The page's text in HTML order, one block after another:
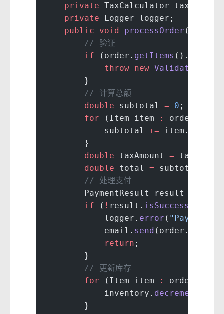
    private
TaxCalculator tax;
    private
Logger logger;
    public
void processOrder (Order
        // 验证
        if
(order. getItems ().
            throw
new
        }
        // 计算总额
        double
subtotal = 0 ;
        for
(Item item : order.
            subtotal
+= item.
        }
        double
taxAmount = tax.
        double
total = subtotal
        // 处理支付
        PaymentResult result
        if
( ! result. isSuccessful
            logger.
error ( "Payment
            email.
send (order.
            return
;
        }
        // 更新库存
        for
(Item item : order.
            inventory.
decrementStock
        }